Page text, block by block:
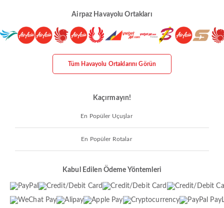
Airpaz Havayolu Ortakları
Tüm Havayolu Ortaklarını Görün
Kaçırmayın!
En Popüler Uçuşlar
En Popüler Rotalar
Kabul Edilen Ödeme Yöntemleri